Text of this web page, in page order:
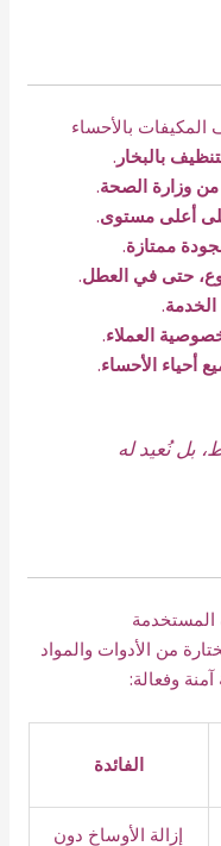
المكيفات بالأحساء
بالبخار .
وزارة الصحة.
أعلى مستوى.
ممتازة.
حتى في العطل.
.
العملاء.
.
بل نُعيد له
المستخدمة
من الأدوات والمواد
وفعالة:
الفائدة
إزالة الأوساخ دون